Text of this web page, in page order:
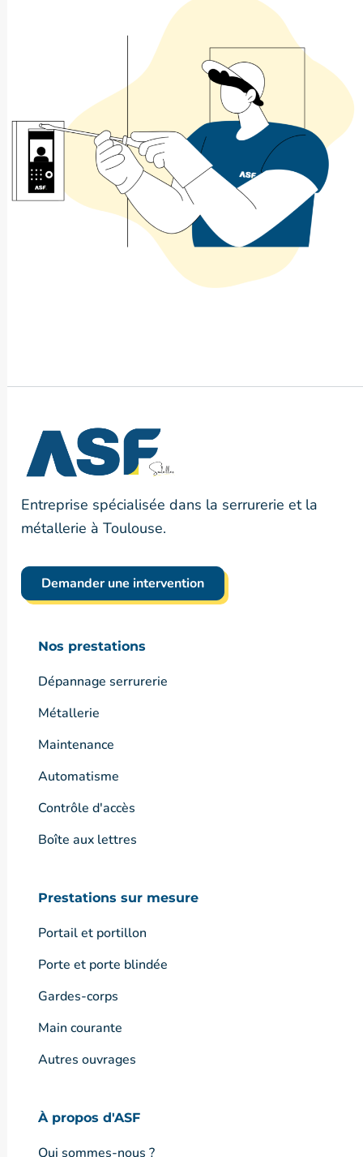
Entreprise spécialisée dans la serrurerie et la
métallerie à Toulouse.
Demander une intervention
Nos prestations
Dépannage serrurerie
Métallerie
Maintenance
Automatisme
Contrôle d'accès
Boîte aux lettres
Prestations sur mesure
Portail et portillon
Porte et porte blindée
Gardes-corps
Main courante
Autres ouvrages
À propos d'ASF
Qui sommes-nous ?